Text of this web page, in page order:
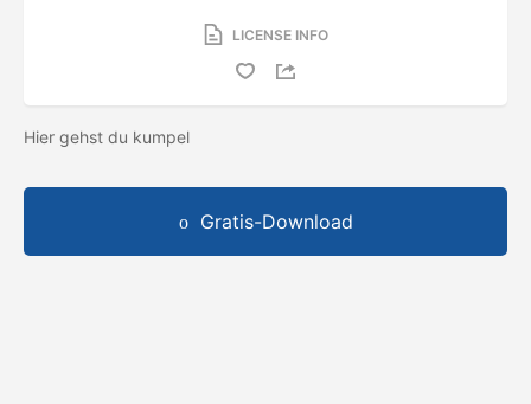
LICENSE INFO
Hier gehst du kumpel
Gratis-Download